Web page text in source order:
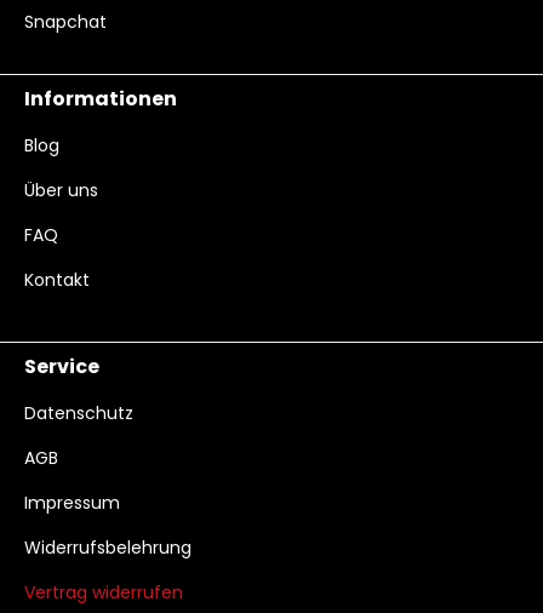
Snapchat
Informationen
Blog
Über uns
FAQ
Kontakt
Service
Datenschutz
AGB
Impressum
Widerrufsbelehrung
Vertrag widerrufen